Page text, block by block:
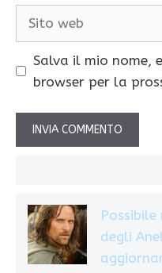
Salva il mio nome,
browser per la
degli